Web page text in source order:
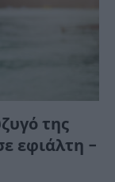
της
εφιάλτη –